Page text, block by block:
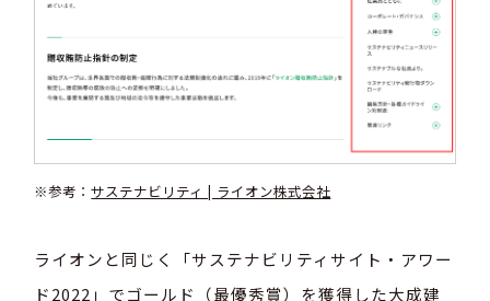
※参考：サステナビリティ | ライオン株式会社
ライオンと同じく「サステナビリティサイト・アワー
ド2022」でゴールド（最優秀賞）を獲得した大成建